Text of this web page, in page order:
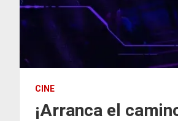
CINE
¡Arranca el